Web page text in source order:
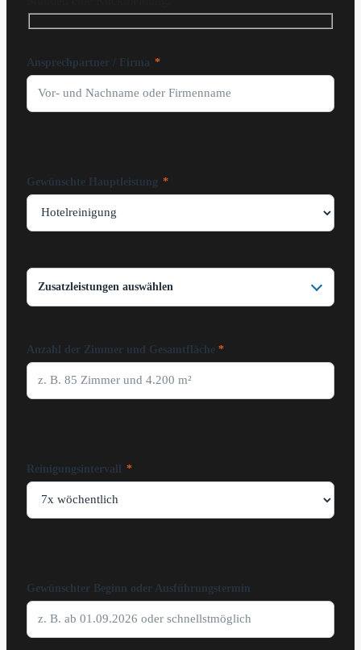
Ansprechpartner / Firma *
Gewünschte Hauptleistung *
Zusatzleistungen auswählen
Anzahl der Zimmer und Gesamtfläche
Reinigungsintervall *
Gewünschter Beginn oder Ausführungstermin